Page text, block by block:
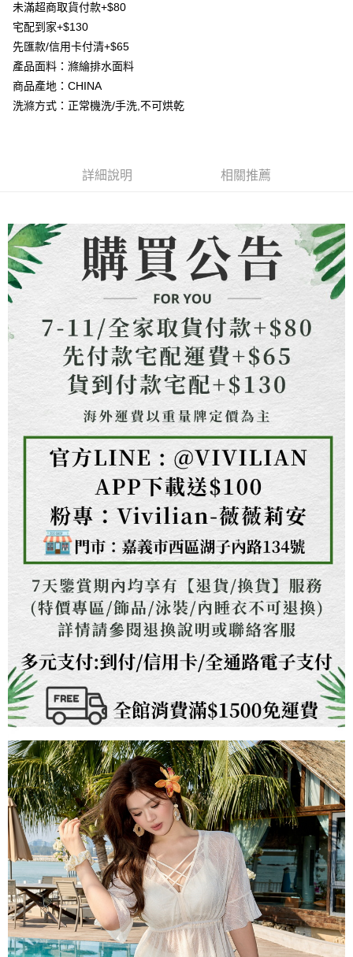
1.分期款項不併入電信帳單，「大哥付你分期」於每月結算日後寄送繳費提
醒簡訊。
2.透過簡訊連結打開帳單後，可選擇「超商條碼／台灣大直營門市／銀行轉
帳／街口支付／iPASS MONEY」等通路繳費。
1.本服務係由「台灣大哥大股份有限公司」（以下簡稱本公司）所提供，讓
用戶於交易時，得透過本服務購買商品或服務，並由商店將買賣／分期付款
3.完整用戶服務條款，請詳閱以下連結：
https://oppay.tw/userRule
【「AFTEE先享後付」結帳流程】
１．於結帳方式選擇「AFTEE先享後付」後，將跳轉至「AFTEE先享後付」
結帳頁面，進行簡訊認證並確認金額後，即可完成結帳。
２．訂單成立數日內，您將收到繳費通知簡訊。
３．收到繳費通知簡訊後14天內，點擊此簡訊中的連結，可透過四大超商／
ATM／網路銀行／等多元方式進行付款，方視為交易完成。
※ 請注意：結帳手續完成當下不需立刻繳費，但若您需要取消訂單，請聯絡
購買商品的店家。未經商家同意取消之訂單仍視為有效，需透過AFTEE先享
客戶支援中心」https://netprotections.freshdesk.com/support/home
易，需依本服務之必要範圍內提供個人資料，並將交易相關給付款項請求債
權轉讓予恩沛科技股份有限公司。
２．關於個人資料處理事宜，請瀏覽以下網址：
https://aftee.tw/terms/#terms3
３．未成年的使用者請事先徵得法定代理人或監護人之同意方可使用
「AFTEE先享後付」，若未經同意申辦者引起之損失，本公司不負相關責
４．使用「AFTEE先享後付」時，將依據個別帳號之用戶狀況，依本公司即
時審查核予不同之上限額度；若仍有額度不足之情形，本公司將視審查結果
請求用戶進行身份認證。
５．嚴禁一人註冊多個帳號或使用他人資訊註冊。若發現惡意使用之情形，
恩沛科技股份有限公司將有權停止該用戶之使用額度並採取法律行動。
全家取貨付款
每筆NT$80，滿NT$1,500(含以上)免運費
7-11取貨付款
每筆NT$80，滿NT$1,500(含以上)免運費
未滿超商取貨付款+$80
宅配到家+$130
先匯款/信用卡付清+$65
產品面料：滌綸排水面料
商品產地：CHINA
洗滌方式：正常機洗/手洗,不可烘乾
詳細說明 相關推薦